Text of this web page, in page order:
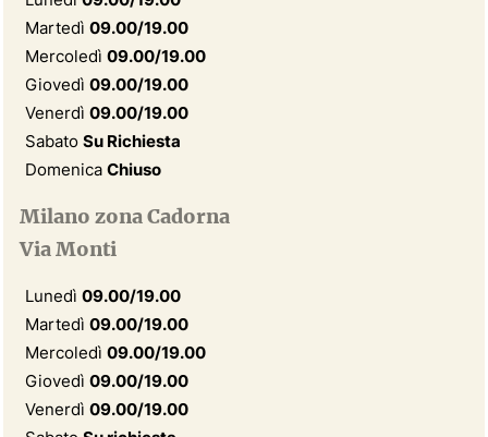
Martedì 09.00/19.00
Mercoledì 09.00/19.00
Giovedì 09.00/19.00
Venerdì 09.00/19.00
Sabato Su Richiesta
Domenica Chiuso
Milano zona Cadorna
Via Monti
Lunedì 09.00/19.00
Martedì 09.00/19.00
Mercoledì 09.00/19.00
Giovedì 09.00/19.00
Venerdì 09.00/19.00